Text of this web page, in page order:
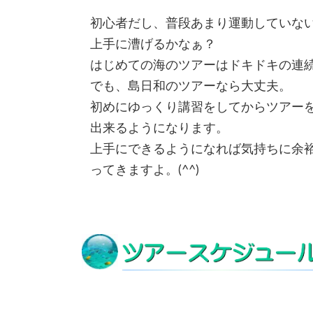
初心者だし、普段あまり運動していな
上手に漕げるかなぁ？
はじめての海のツアーはドキドキの連
でも、島日和のツアーなら大丈夫。
初めにゆっくり講習をしてからツアー
出来るようになります。
上手にできるようになれば気持ちに
ってきますよ。(^^)